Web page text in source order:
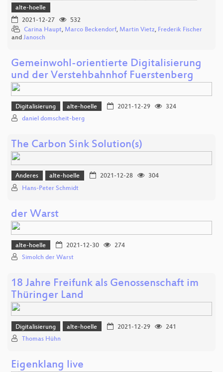
alte-hoelle
2021-12-27
532
Carina Haupt, Marco Beckendorf, Martin Vietz, Frederik Fischer
and Janosch
Gemeinwohl-orientierte Digitalisierung
und der Verstehbahnhof Fuerstenberg
Digitalisierung alte-hoelle 2021-12-29
324
daniel domscheit-berg
The Carbon Sink Solution(s)
Anderes alte-hoelle 2021-12-28
304
Hans-Peter Schmidt
der Warst
alte-hoelle 2021-12-30
274
Simolch der Warst
18 Jahre Freifunk als Genossenschaft im
Thüringer Land
Digitalisierung alte-hoelle 2021-12-29
241
Thomas Hühn
Eigenklang live